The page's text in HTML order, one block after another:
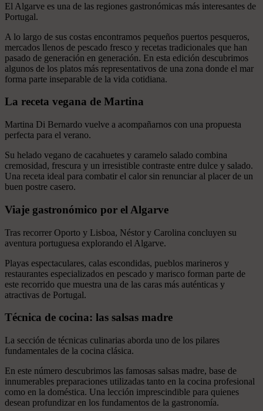
El Algarve es una de las regiones gastronómicas más interesantes de
Portugal.
A lo largo de sus costas encontramos pequeños puertos pesqueros,
mercados llenos de pescado fresco y recetas tradicionales que han
pasado de generación en generación. En esta edición descubrimos
algunos de los platos más representativos de una zona donde el mar
forma parte inseparable de la vida cotidiana.
La receta vegana de Martina
Martina Di Bernardo vuelve a acompañarnos con una propuesta
perfecta para el verano.
Su helado vegano de cacahuetes y caramelo salado combina
cremosidad, frescura y un irresistible contraste entre dulce y salado.
Una receta ideal para combatir el calor sin renunciar al placer de un
buen postre casero.
Viaje gastronómico por el Algarve
Tras recorrer Oporto y Lisboa, Néstor y Carolina concluyen su
aventura portuguesa explorando el Algarve.
Playas espectaculares, calas escondidas, pueblos marineros y
restaurantes especializados en pescado y marisco forman parte de
este recorrido que muestra una de las caras más auténticas y
atractivas de Portugal.
Técnica de cocina: las salsas madre
La sección de técnicas culinarias aborda uno de los pilares
fundamentales de la cocina clásica.
En este número descubrimos las famosas salsas madre, base de
innumerables preparaciones utilizadas tanto en la cocina profesional
como en la doméstica. Una lección imprescindible para quienes
desean profundizar en los fundamentos de la gastronomía.